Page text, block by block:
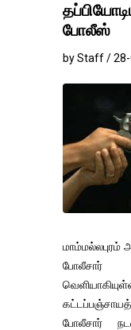
போலீஸ்
by Staff /
மாம்மல்லபுரம்
போலீசார்
போலீசார்